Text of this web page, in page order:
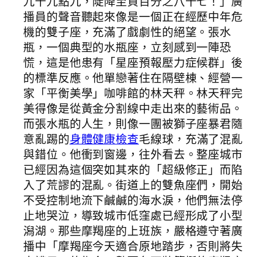
播員的聲音聽起來像是一個正在經歷中年危
機的雙子座，充滿了戲劇性的絕望。張水
瓶，一個典型的水瓶座，立刻感到一陣恐
慌，這是他患有「星座預報壓力症候群」後
的標準反應。他單戀著住在隔壁棟、經營一
家「平衡美學」咖啡館的林天秤。林天秤完
美得像是從黃金分割線中走出來的藝術品。
而張水瓶的人生，則像一團被獅子座暴君隨
意亂踢的身體健康檢查毛線球，充滿了混亂
與錯位。他衝到窗邊，往外看去。整座城市
已經因為這個突如其來的「超級修正」而陷
入了荒謬的混亂。街道上的雙魚座們，開始
不受控制地流下鹹鹹的海水淚，他們無法停
止地哭泣，導致城市低窪處已經形成了小型
潟湖。那些摩羯座的上班族，嚴格遵守著廣
播中「摩羯座今天適合原地踏步，否則將失